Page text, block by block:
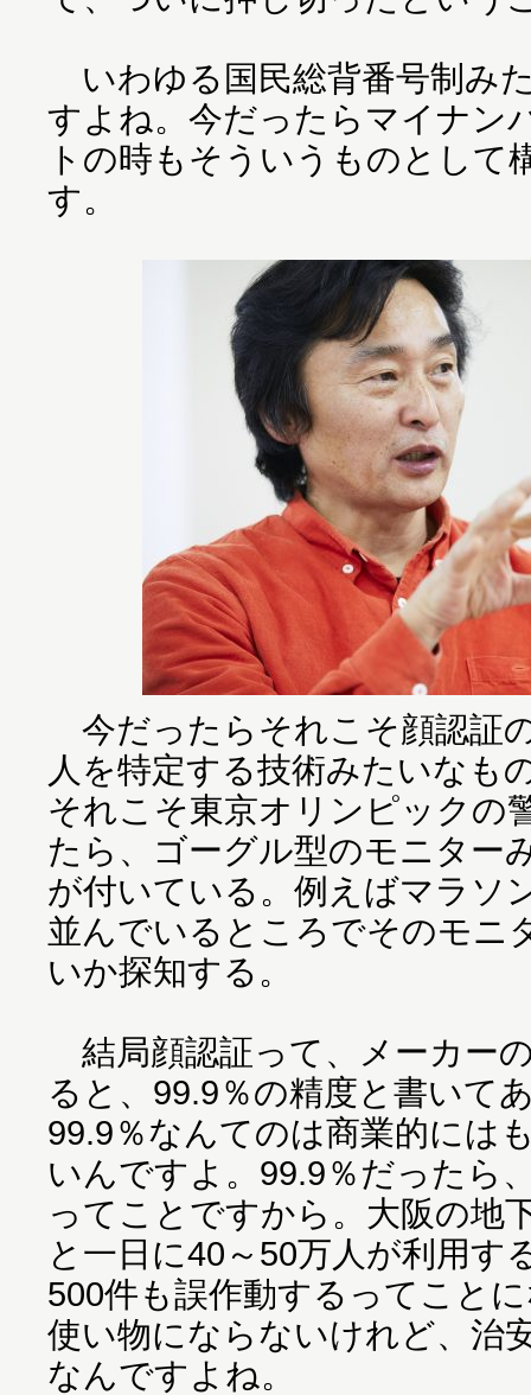
いわゆる国民総背番号制み
すよね。今だったらマイナン
トの時もそういうものとして
す。
今だったらそれこそ顔認証
人を特定する技術みたいなも
それこそ東京オリンピックの
たら、ゴーグル型のモニター
が付いている。例えばマラソ
並んでいるところでそのモニ
いか探知する。
結局顔認証って、メーカー
ると、99.9％の精度と書いて
99.9％なんてのは商業的には
いんですよ。99.9％だったら
ってことですから。大阪の地
と一日に40～50万人が利用す
500件も誤作動するってこと
使い物にならないけれど、治
なんですよね。